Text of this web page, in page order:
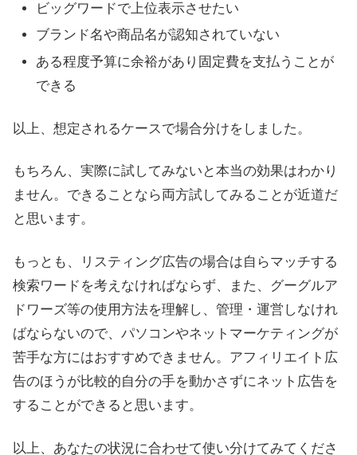
ビッグワードで上位表示させたい
ブランド名や商品名が認知されていない
ある程度予算に余裕があり固定費を支払うことが
できる
以上、想定されるケースで場合分けをしました。
もちろん、実際に試してみないと本当の効果はわかり
ません。できることなら両方試してみることが近道だ
と思います。
もっとも、リスティング広告の場合は自らマッチする
検索ワードを考えなければならず、また、グーグルア
ドワーズ等の使用方法を理解し、管理・運営しなけれ
ばならないので、パソコンやネットマーケティングが
苦手な方にはおすすめできません。アフィリエイト広
告のほうが比較的自分の手を動かさずにネット広告を
することができると思います。
以上、あなたの状況に合わせて使い分けてみてくださ